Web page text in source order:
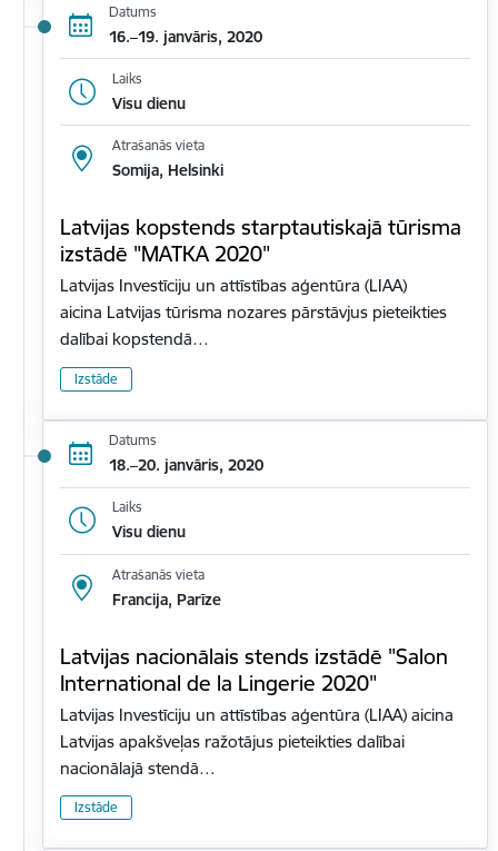
Datums
16.–19. janvāris, 2020
Laiks
Visu dienu
Atrašanās vieta
Somija, Helsinki
Latvijas kopstends starptautiskajā tūrisma
izstādē "MATKA 2020"
Latvijas Investīciju un attīstības aģentūra (LIAA)
aicina Latvijas tūrisma nozares pārstāvjus pieteikties
dalībai kopstendā…
Izstāde
Datums
18.–20. janvāris, 2020
Laiks
Visu dienu
Atrašanās vieta
Francija, Parīze
Latvijas nacionālais stends izstādē "Salon
International de la Lingerie 2020"
Latvijas Investīciju un attīstības aģentūra (LIAA) aicina
Latvijas apakšveļas ražotājus pieteikties dalībai
nacionālajā stendā…
Izstāde